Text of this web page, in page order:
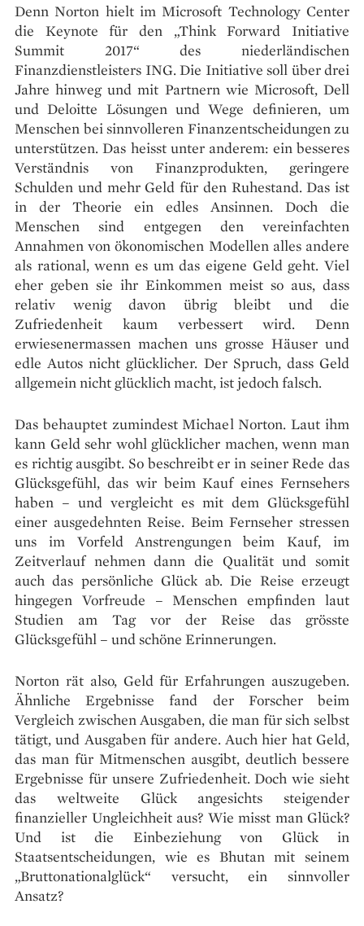
Denn Norton hielt im Microsoft Technology Center
die Keynote für den „Think Forward Initiative
Summit 2017“ des niederländischen
Finanzdienstleisters ING. Die Initiative soll über drei
Jahre hinweg und mit Partnern wie Microsoft, Dell
und Deloitte Lösungen und Wege definieren, um
Menschen bei sinnvolleren Finanzentscheidungen zu
unterstützen. Das heisst unter anderem: ein besseres
Verständnis von Finanzprodukten, geringere
Schulden und mehr Geld für den Ruhestand. Das ist
in der Theorie ein edles Ansinnen. Doch die
Menschen sind entgegen den vereinfachten
Annahmen von ökonomischen Modellen alles andere
als rational, wenn es um das eigene Geld geht. Viel
eher geben sie ihr Einkommen meist so aus, dass
relativ wenig davon übrig bleibt und die
Zufriedenheit kaum verbessert wird. Denn
erwiesenermassen machen uns grosse Häuser und
edle Autos nicht glücklicher. Der Spruch, dass Geld
allgemein nicht glücklich macht, ist jedoch falsch.
Das behauptet zumindest Michael Norton. Laut ihm
kann Geld sehr wohl glücklicher machen, wenn man
es richtig ausgibt. So beschreibt er in seiner Rede das
Glücksgefühl, das wir beim Kauf eines Fernsehers
haben – und vergleicht es mit dem Glücksgefühl
einer ausgedehnten Reise. Beim Fernseher stressen
uns im Vorfeld Anstrengungen beim Kauf, im
Zeitverlauf nehmen dann die Qualität und somit
auch das persönliche Glück ab. Die Reise erzeugt
hingegen Vorfreude – Menschen empfinden laut
Studien am Tag vor der Reise das grösste
Glücksgefühl – und schöne Erinnerungen.
Norton rät also, Geld für Erfahrungen auszugeben.
Ähnliche Ergebnisse fand der Forscher beim
Vergleich zwischen Ausgaben, die man für sich selbst
tätigt, und Ausgaben für andere. Auch hier hat Geld,
das man für Mitmenschen ausgibt, deutlich bessere
Ergebnisse für unsere Zufriedenheit. Doch wie sieht
das weltweite Glück angesichts steigender
finanzieller Ungleichheit aus? Wie misst man Glück?
Und ist die Einbeziehung von Glück in
Staatsentscheidungen, wie es Bhutan mit seinem
„Bruttonationalglück“ versucht, ein sinnvoller
Ansatz?